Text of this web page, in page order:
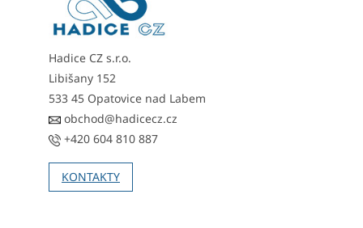
Hadice CZ s.r.o.
Libišany 152
533 45 Opatovice nad Labem
obchod@hadicecz.cz
+420 604 810 887
KONTAKTY